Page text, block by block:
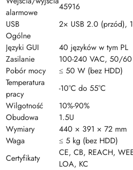
alarmowe
45916
USB
2× USB 2.0 (przód),
Ogólne
Języki GUI
40 języków w tym PL
Zasilanie
100-240 VAC, 50/
Pobór mocy
≤ 50 W (bez HDD)
Temperatura
pracy
-10°C do 55°C
Wilgotność
10%-90%
Obudowa
1.5U
Wymiary
440 × 391 × 72 mm
Waga
≤ 5 kg (bez HDD)
Certyfikaty
CE, CB, REACH,
LOA, KC